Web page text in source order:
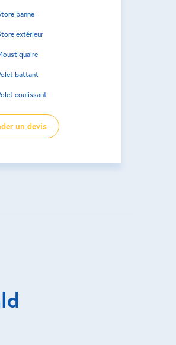
banne
extérieur
battant
coulissant
un devis